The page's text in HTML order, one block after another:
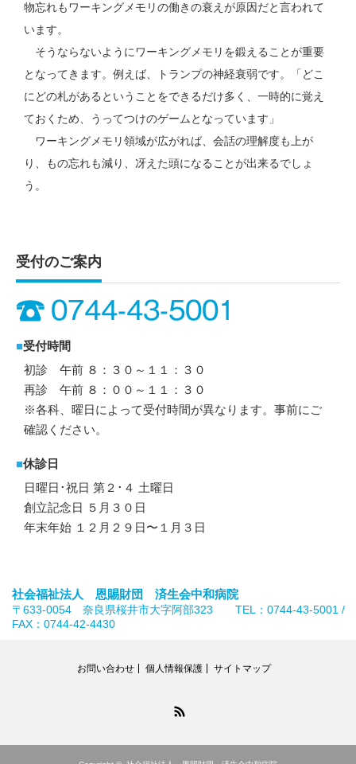
物忘れもワーキングメモリの働きの衰えが原因だと言われて
います。
そうならないようにワーキングメモリを鍛えることが重要
となってきます。例えば、トランプの神経衰弱です。「どこ
にどの札があるということをできるだけ多く、一時的に覚え
ておくため、うってつけのゲームとなっています」
ワーキングメモリ領域が広がれば、会話の理解度も上が
り、もの忘れも減り、冴えた頭になることが出来るでしょ
う。
受付のご案内
■受付時間
初診 午前 ８：３０～１１：３０
再診 午前 ８：００～１１：３０
※各科、曜日によって受付時間が異なります。事前にご
確認ください。
■休診日
日曜日･祝日 第２･４ 土曜日
創立記念日 ５月３０日
年末年始 １２月２９日〜１月３日
社会福祉法人 恩賜財団 済生会中和病院
〒633-0054 奈良県桜井市大字阿部323 TEL：0744-43-5001 /
FAX：0744-42-4430
お問い合わせ 個人情報保護 サイトマップ